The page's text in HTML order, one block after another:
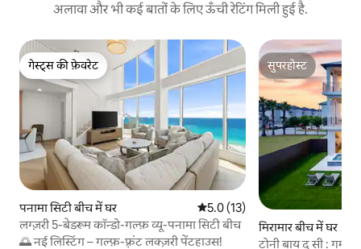
अलावा और भी कई बातों के लिए ऊँची रेटिंग मिली हुई है.
गेस्ट्स की फ़ेवरेट
गेस्ट्स की फ़ेवरेट
पनामा सिटी बीच में घर औसत रेटिंग 5 में से 5.0, 13 समीक्षाएँ
5.0 (13)
लग्ज़री 5-बेडरूम कॉन्डो-गल्फ़ व्यू-पनामा सिटी बीच
🌅 नई लिस्टिंग – गल्फ़-फ़्रंट लक्ज़री पेंटहाउस!
सुपरहोस्ट
सुपरहोस्ट
मिरामार बीच में घर
टोनी बाय द सी : गर्म